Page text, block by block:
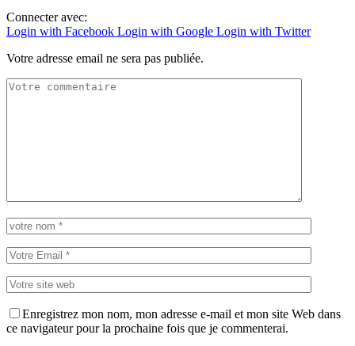
Connecter avec:
Login with Facebook Login with Google Login with Twitter
Votre adresse email ne sera pas publiée.
Enregistrez mon nom, mon adresse e-mail et mon site Web dans
ce navigateur pour la prochaine fois que je commenterai.